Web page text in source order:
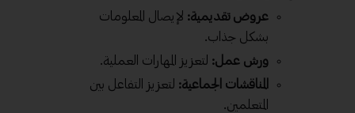
عروض تقديمية: لإيصال المعلومات
بشكل جذاب.
ورش عمل: لتعزيز المهارات العملية.
المناقشات الجماعية: لتعزيز التفاعل بين
المتعلمين.